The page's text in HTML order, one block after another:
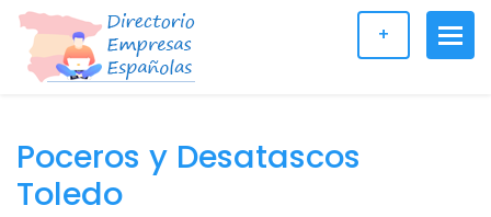
+
Poceros y Desatascos
Toledo